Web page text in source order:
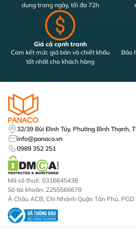
dụng trong ngày, tối đa 72h
Giá cả cạnh tranh
Cam kết mức giá bán và chiết khấu
tốt nhất cho khách hàng
Bảo
32/39 Bùi Đình Túy, Phường Bình Thạnh,
info@panaco.vn
0989 352 251
Mã số thuế: 0316645438
Số tài khoản: 2255566678
Á Châu ACB, Chi Nhánh Quận Tân Phú, PGD